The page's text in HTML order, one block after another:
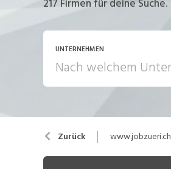
217 Firmen für deine Suche.
UNTERNEHMEN
Zurück www.jobzueri.ch